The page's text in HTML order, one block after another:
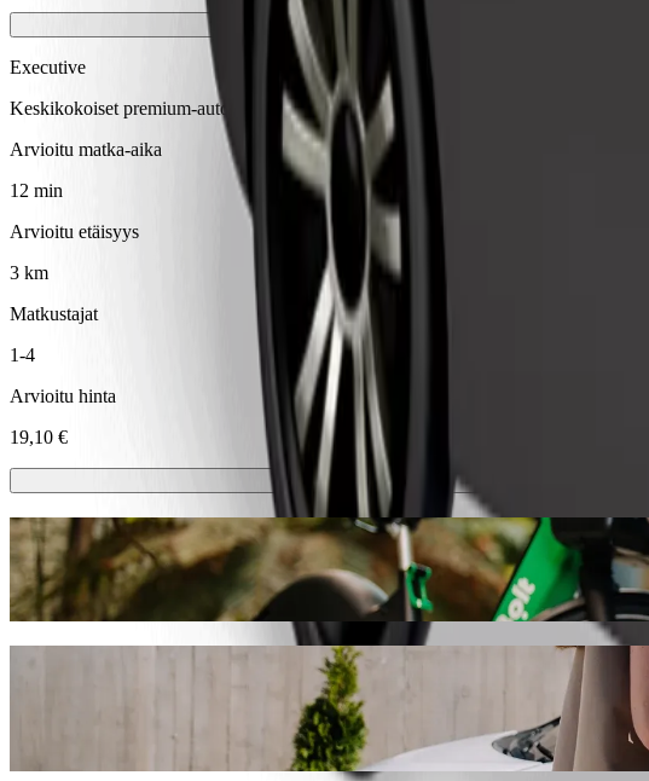
Executive
Keskikokoiset premium-autot laadukkain mukavuuksin
Arvioitu matka-aika
12 min
Arvioitu etäisyys
3 km
Matkustajat
1-4
Arvioitu hinta
19,10 €
Sähköpotkulaudat tai sähköpyörät
Liiku kaupungissa Dublin sähköpotkulaudoilla tai sähköpyörillä
Lataa Bolt-sovellus
Pääse paikasta Café Sol kohteeseen Generator
Suosittelemme Bolt-kyytipalvelua, jos etsit parasta hintaa matkalle kohteeseen
sinulle sopivan ajoneuvon.